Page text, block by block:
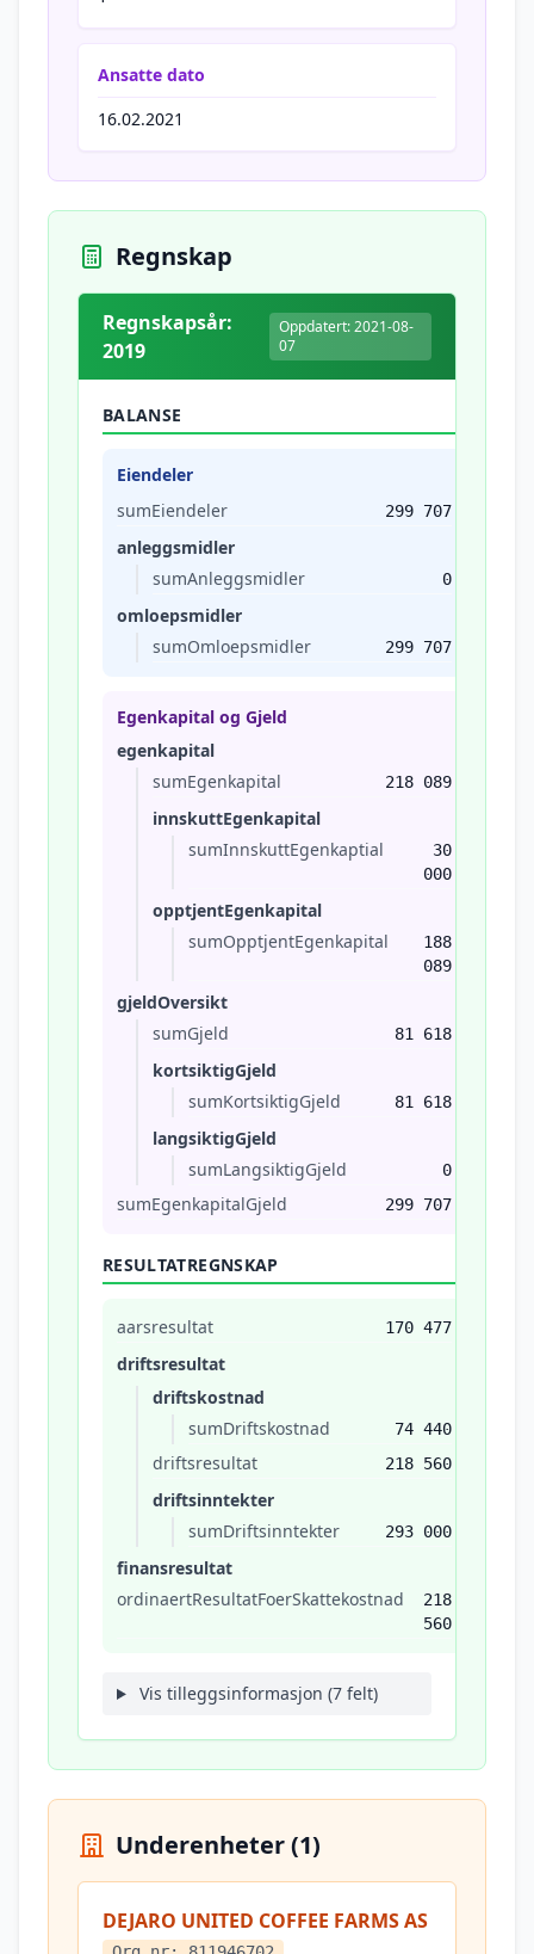
Ansatte dato
16.02.2021
Regnskap
Regnskapsår:
2019
Oppdatert: 2021-08-
07
BALANSE
Eiendeler
sumEiendeler
299 707
anleggsmidler
sumAnleggsmidler
0
omloepsmidler
sumOmloepsmidler
299 707
Egenkapital og Gjeld
egenkapital
sumEgenkapital
218 089
innskuttEgenkapital
sumInnskuttEgenkaptial
30
000
opptjentEgenkapital
sumOpptjentEgenkapital
188
089
gjeldOversikt
sumGjeld
81 618
kortsiktigGjeld
sumKortsiktigGjeld
81 618
langsiktigGjeld
sumLangsiktigGjeld
0
sumEgenkapitalGjeld 299 707
RESULTATREGNSKAP
aarsresultat 170 477
driftsresultat
driftskostnad
sumDriftskostnad
74 440
driftsresultat 218 560
driftsinntekter
sumDriftsinntekter
293 000
finansresultat
ordinaertResultatFoerSkattekostnad
218
560
Vis tilleggsinformasjon (7 felt)
Underenheter (1)
DEJARO UNITED COFFEE FARMS AS